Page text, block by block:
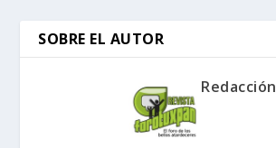
SOBRE EL AUTOR
Redacción